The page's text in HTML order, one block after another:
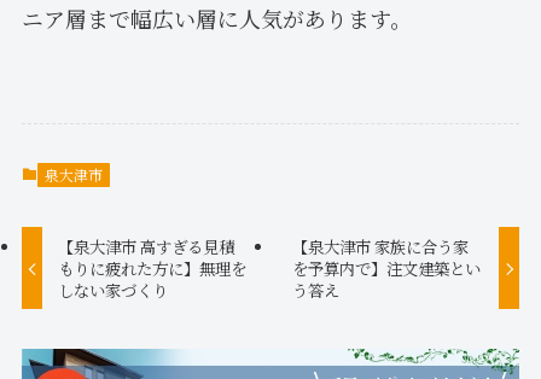
ニア層まで幅広い層に人気があります。
泉大津市
【泉大津市 高すぎる見積
もりに疲れた方に】無理を
しない家づくり
【泉大津市 家族に合う家
を予算内で】注文建築とい
う答え